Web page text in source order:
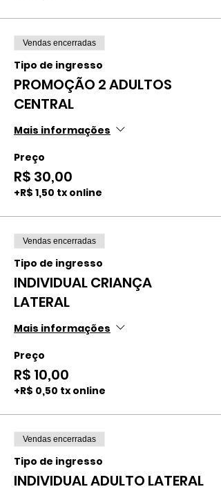
Vendas encerradas
Tipo de ingresso
PROMOÇÃO 2 ADULTOS
CENTRAL
Mais informações
Preço
R$ 30,00
+R$ 1,50 tx online
Vendas encerradas
Tipo de ingresso
INDIVIDUAL CRIANÇA
LATERAL
Mais informações
Preço
R$ 10,00
+R$ 0,50 tx online
Vendas encerradas
Tipo de ingresso
INDIVIDUAL ADULTO LATERAL